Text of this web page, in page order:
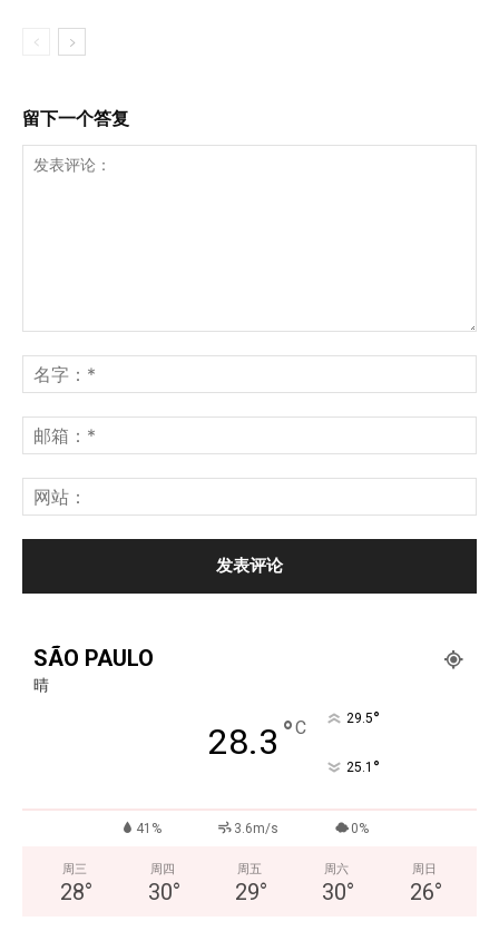
留下一个答复
SÃO PAULO
晴
28.3 °C 29.5°
25.1 °
41% 3.6m/s 0%
周三
28°
周四
30°
周五
29°
周六
30°
周日
26°